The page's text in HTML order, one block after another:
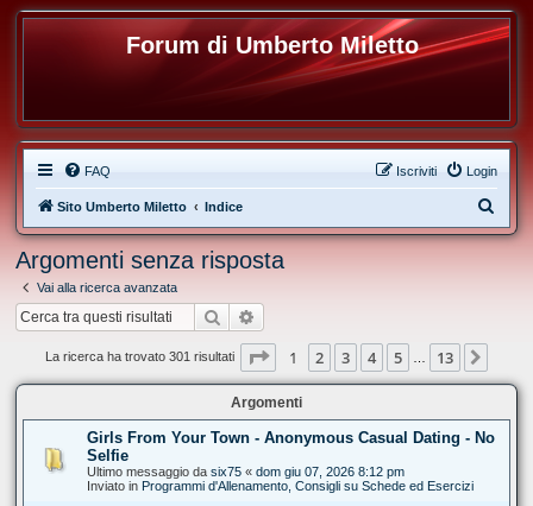
Forum di Umberto Miletto
FAQ Login
Iscriviti
Sito Umberto Miletto Indice
e
Argomenti senza risposta
Vai alla ricerca avanzata
Cerca
La ricerca ha trovato 301 risultati Pagina di 13
1 2 3 4 5 13
Argomenti
Girls From Your Town - Anonymous Casual Dating - No
Selfie
Ultimo messaggio da six75 « dom giu 07, 2026 8:12 pm
Inviato in Programmi d'Allenamento, Consigli su Schede ed Esercizi